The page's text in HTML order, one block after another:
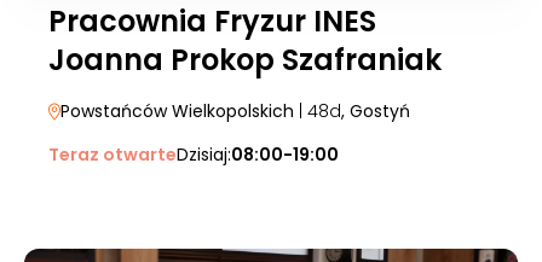
Pracownia Fryzur INES
Joanna Prokop Szafraniak
Powstańców Wielkopolskich | 48d, Gostyń
Teraz otwarteDzisiaj:08:00-19:00